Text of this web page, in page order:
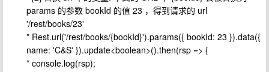
params 的参数 bookId 的值 23 ，得到请求的 url
'/rest/books/23'
* Rest.url('/rest/books/{bookId}').params({ bookId: 23 }).data({
name: 'C&S' }).update<boolean>().then(rsp => {
* console.log(rsp);